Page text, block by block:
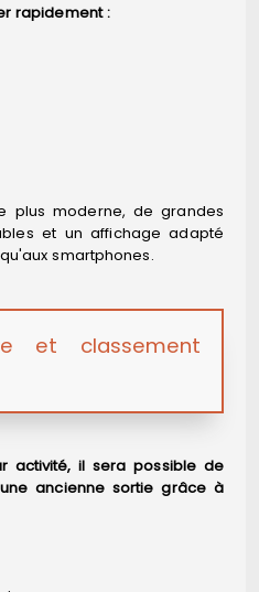
rapidement :
plus moderne, de grandes
et un affichage adapté
smartphones.
et classement
activité, il sera possible de
ancienne sortie grâce à